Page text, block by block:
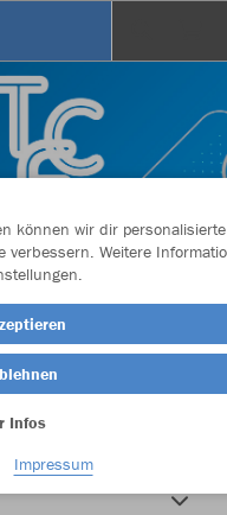
TC Fließ
können wir dir personalisierte
verbessern. Weitere
Infos
Impressum